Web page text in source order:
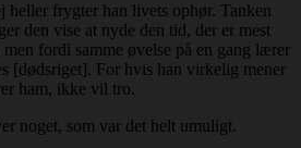
heller frygter han livets ophør. Tanken
den vise at nyde den tid, der er mest
fordi samme øvelse på en gang lærer
[dødsriget]. For hvis han virkelig mener
ham, ikke vil tro.
noget, som var det helt umuligt.